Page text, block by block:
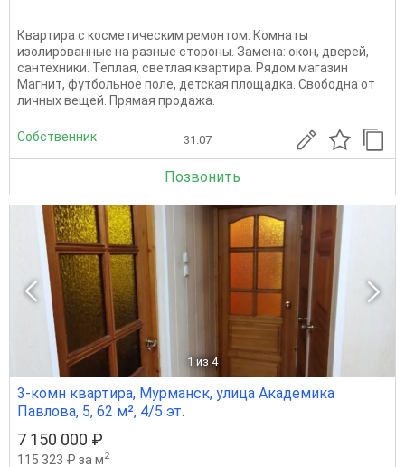
Квартира с косметическим ремонтом. Комнаты
изолированные на разные стороны. Замена: окон, дверей,
сантехники. Теплая, светлая квартира. Рядом магазин
Магнит, футбольное поле, детская площадка. Свободна от
личных вещей. Прямая продажа.
Собственник 31.07
Позвонить
1 из 4
3-комн квартира, Мурманск, улица Академика
Павлова, 5, 62 м², 4/5 эт.
7 150 000 ₽
115 323 ₽ за м2